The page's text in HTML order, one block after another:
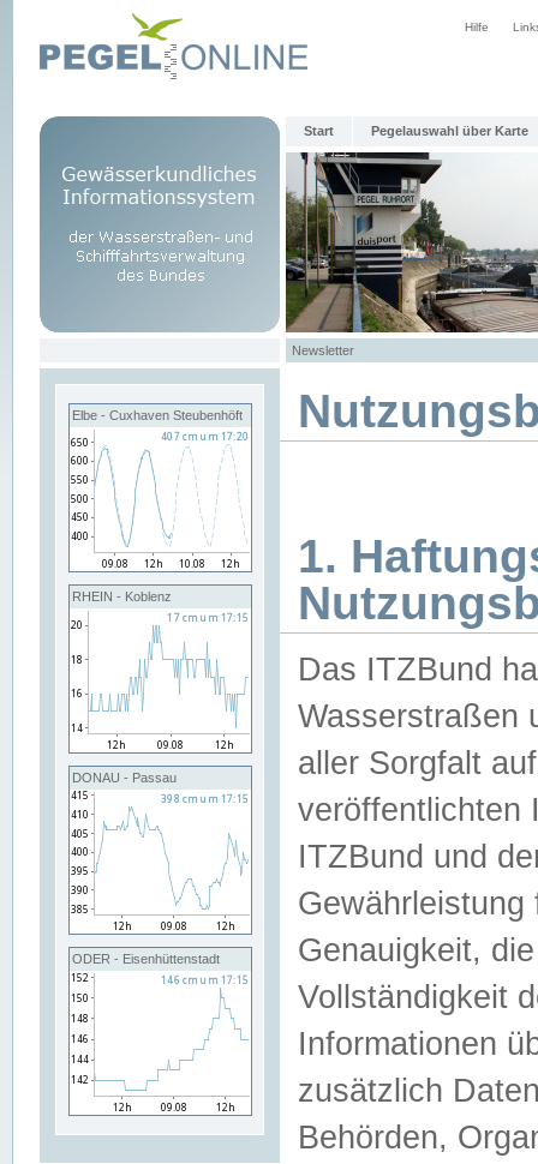
Hilfe
Start Pegelauswahl über Karte
Newsletter
Elbe - Cuxhaven Steubenhöft
RHEIN - Koblenz
DONAU - Passau
ODER - Eisenhüttenstadt
1.
Das ITZBund
Wasserstraßen
aller Sorgfalt
veröffentlichten
ITZBund und
Genauigkeit,
Vollständigkeit
Informationen
zusätzlich
Behörden,